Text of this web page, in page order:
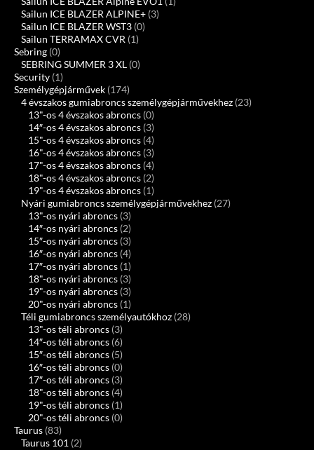
Sailun ICE BLAZER ALPINE+ (3)
Sailun ICE BLAZER WST3 (0)
Sailun TERRAMAX CVR (1)
Sebring (0)
SEBRING SUMMER 3 XL (0)
Security (1)
Személygépjárművek (174)
4 évszakos gumiabroncs személygépjárművekhez (23)
13"-os 4 évszakos abroncs (0)
14″-os 4 évszakos abroncs (3)
15"-os 4 évszakos abroncs (4)
16"-os 4 évszakos abroncs (3)
17"-os 4 évszakos abroncs (4)
18"-os 4 évszakos abroncs (2)
19"-os 4 évszakos abroncs (1)
Nyári gumiabroncs személygépjárművekhez (27)
13"-os nyári abroncs (3)
14″-os nyári abroncs (2)
15″-os nyári abroncs (3)
16″-os nyári abroncs (4)
17″-os nyári abroncs (1)
18"-os nyári abroncs (3)
19"-os nyári abroncs (3)
20"-os nyári abroncs (1)
Téli gumiabroncs személyautókhoz (28)
13"-os téli abroncs (3)
14″-os téli abroncs (6)
15″-os téli abroncs (5)
16″-os téli abroncs (0)
17″-os téli abroncs (3)
18"-os téli abroncs (4)
19"-os téli abroncs (1)
20"-os téli abroncs (0)
Taurus (83)
Taurus 101 (2)